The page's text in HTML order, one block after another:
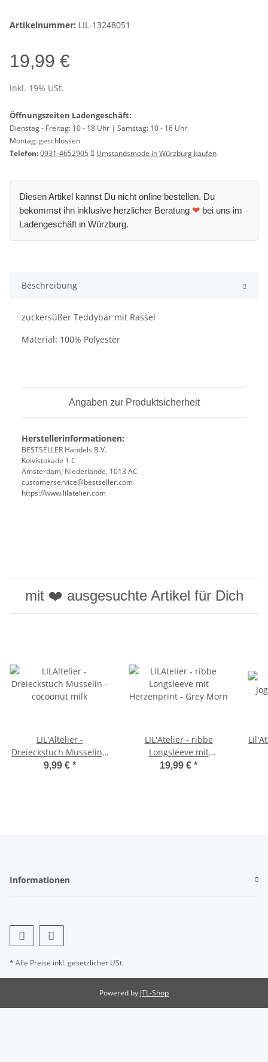
Artikelnummer: LIL-13248051
19,99 €
inkl. 19% USt.
Öffnungszeiten Ladengeschäft:
Dienstag - Freitag: 10 - 18 Uhr | Samstag: 10 - 16 Uhr
Montag: geschlossen
Telefon:0931-4652905 Umstandsmode in Würzburg kaufen
Diesen Artikel kannst Du nicht online bestellen. Du
bekommst ihn inklusive herzlicher Beratung ❤ bei uns im
Ladengeschäft in Würzburg.
Beschreibung
zuckersüßer Teddybär mit Rassel
Material: 100% Polyester
Angaben zur Produktsicherheit
Herstellerinformationen:
BESTSELLER Handels B.V.
Koivistokade 1 C
Amsterdam, Niederlande, 1013 AC
customerservice@bestseller.com
https://www.lilatelier.com
mit ❤️ ausgesuchte Artikel für Dich
LIL'Altelier -
Dreieckstuch Musselin -
cocoonut milk
9,99 € *
LIL'Atelier - ribbe
Longsleeve mit
Herzenprint - Grey Morn
19,99 € *
Informationen
* Alle Preise inkl. gesetzlicher USt.
Powered by JTL-Shop